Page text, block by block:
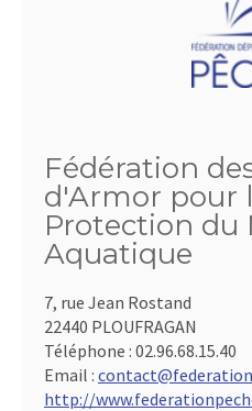
Fédération
d'Armor pour
Protection du
Aquatique
7, rue Jean Rostand
22440 PLOUFRAGAN
Téléphone : 02.96.68.15.40
Email :
http://